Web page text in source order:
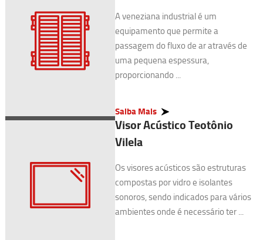
A veneziana industrial é um
equipamento que permite a
passagem do fluxo de ar através de
uma pequena espessura,
proporcionando ...
Saiba Mais
Visor Acústico Teotônio
Vilela
Os visores acústicos são estruturas
compostas por vidro e isolantes
sonoros, sendo indicados para vários
ambientes onde é necessário ter ...